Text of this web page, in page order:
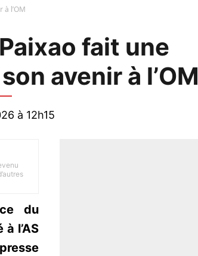
l’OM
fait une
avenir à l’OM
à 12h15
du
l’AS